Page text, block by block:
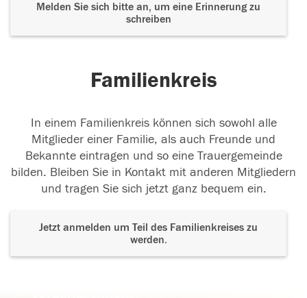
Melden Sie sich bitte an, um eine Erinnerung zu
schreiben
Familienkreis
In einem Familienkreis können sich sowohl alle
Mitglieder einer Familie, als auch Freunde und
Bekannte eintragen und so eine Trauergemeinde
bilden. Bleiben Sie in Kontakt mit anderen Mitgliedern
und tragen Sie sich jetzt ganz bequem ein.
Jetzt anmelden um Teil des Familienkreises zu
werden.